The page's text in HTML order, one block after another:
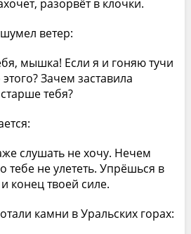
разорвёт в клочки.
ветер:
мышка! Если я и гоняю тучи
Зачем заставила
тебя?
слушать не хочу. Нечем
тебе не улететь. Упрёшься в
конец твоей силе.
камни в Уральских горах: